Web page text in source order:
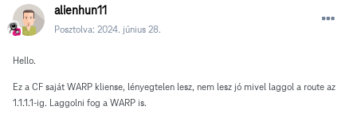
alienhun11
Posztolva: 2024. június 28.
Hello.
Ez a CF saját WARP kliense, lényegtelen lesz, nem lesz jó mivel laggol a route az
1.1.1.1-ig. Laggolni fog a WARP is.